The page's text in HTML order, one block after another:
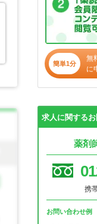
簡単1分
無
に
求人に関する
薬剤
携
お問い合わせ例